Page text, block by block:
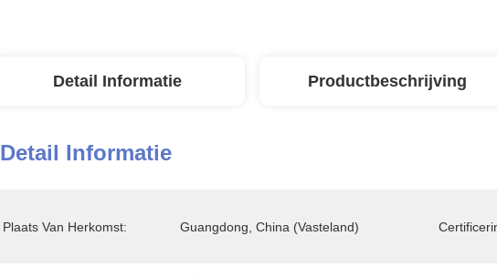
Detail Informatie Productbeschrijving
Detail Informatie
Plaats Van Herkomst: Guangdong, China (Vasteland)